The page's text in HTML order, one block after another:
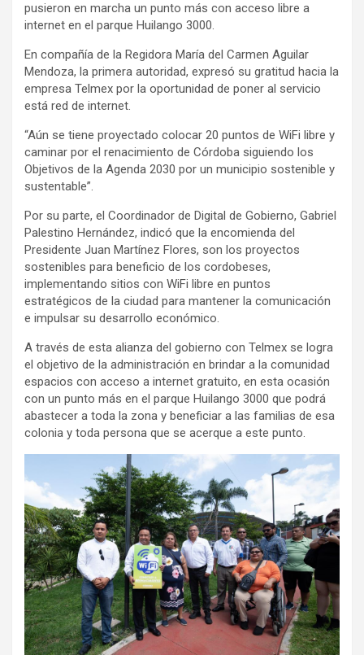
pusieron en marcha un punto más con acceso libre a
internet en el parque Huilango 3000.
En compañía de la Regidora María del Carmen Aguilar
Mendoza, la primera autoridad, expresó su gratitud hacia la
empresa Telmex por la oportunidad de poner al servicio
está red de internet.
“Aún se tiene proyectado colocar 20 puntos de WiFi libre y
caminar por el renacimiento de Córdoba siguiendo los
Objetivos de la Agenda 2030 por un municipio sostenible y
sustentable”.
Por su parte, el Coordinador de Digital de Gobierno, Gabriel
Palestino Hernández, indicó que la encomienda del
Presidente Juan Martínez Flores, son los proyectos
sostenibles para beneficio de los cordobeses,
implementando sitios con WiFi libre en puntos
estratégicos de la ciudad para mantener la comunicación
e impulsar su desarrollo económico.
A través de esta alianza del gobierno con Telmex se logra
el objetivo de la administración en brindar a la comunidad
espacios con acceso a internet gratuito, en esta ocasión
con un punto más en el parque Huilango 3000 que podrá
abastecer a toda la zona y beneficiar a las familias de esa
colonia y toda persona que se acerque a este punto.